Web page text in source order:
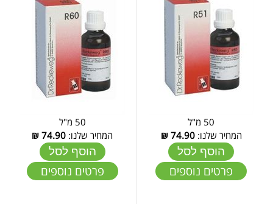
50 מ"ל
המחיר שלנו:74.90
₪
הוסף לסל
פרטים נוספים
50 מ"ל
המחיר שלנו: 74.90
₪
הוסף לסל
פרטים נוספים